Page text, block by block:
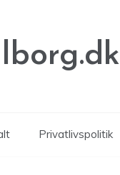
Privatlivspolitik